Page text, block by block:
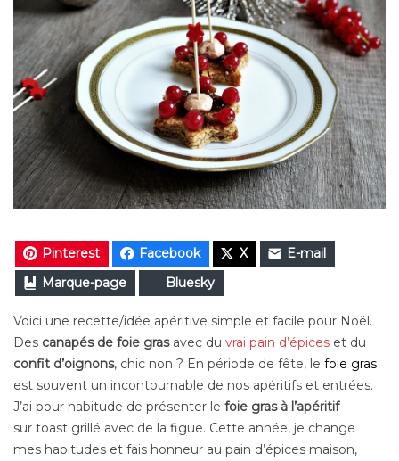
Pinterest Facebook X
E-mail
Marque-page
Bluesky
Voici une recette/idée apéritive simple et facile pour Noël.
Des canapés de foie grasavec du vrai pain d’épices et du
confit d’oignons, chic non ? En période de fête, le foie gras
est souvent un incontournable de nos apéritifs et entrées.
J’ai pour habitude de présenter le foie gras à l’apéritif
sur toast grillé avec de la figue. Cette année, je change
mes habitudes et fais honneur au pain d’épices maison,